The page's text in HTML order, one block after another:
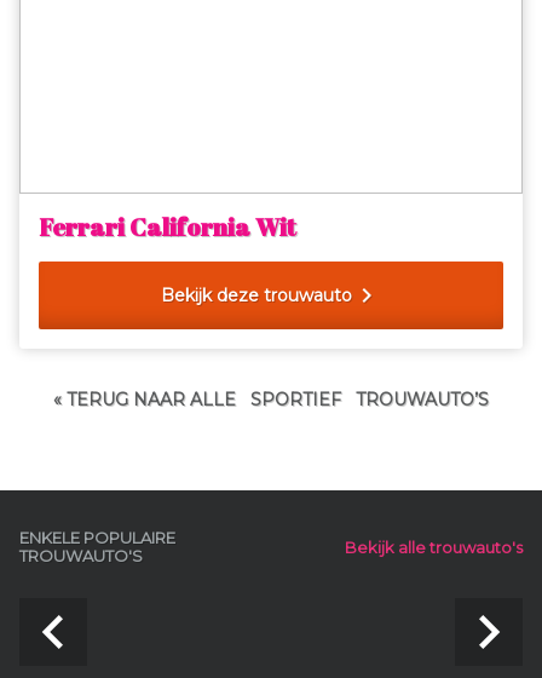
Ferrari California Wit
Bekijk deze trouwauto chevron_right
« TERUG NAAR ALLE SPORTIEF TROUWAUTO’S
ENKELE POPULAIRE
TROUWAUTO'S
Bekijk alle trouwauto's
navigate_before navigate_next